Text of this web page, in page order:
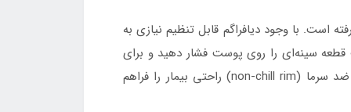
است. با وجود دیافراگم قابل تنظیم نیازی به
قطعه سینه‌ای را روی پوست فشار دهید و برای
شنیدن صداهای با فرکانس کم فشار را کاهش دهید. این قابلیت زمان معاینه را کاهش می‌دهد؛ علاوه بر آن وجود آستر ضد سرما (non-chill rim) راحتی بیمار را فراهم